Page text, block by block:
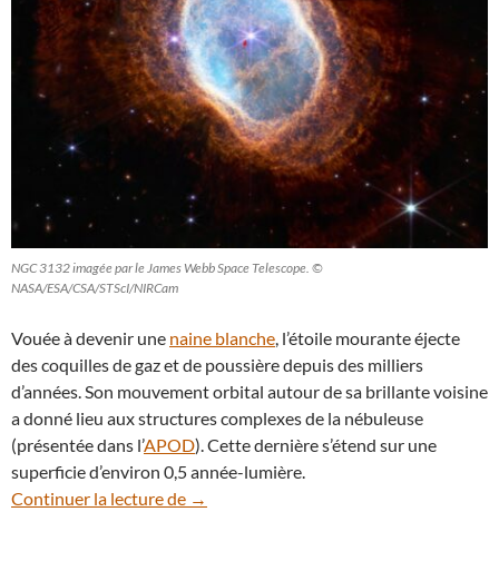
NGC 3132 imagée par le James Webb Space Telescope. ©
NASA/ESA/CSA/STScI/NIRCam
Vouée à devenir une naine blanche , l’étoile mourante éjecte
des coquilles de gaz et de poussière depuis des milliers
d’années. Son mouvement orbital autour de sa brillante voisine
a donné lieu aux structures complexes de la nébuleuse
(présentée dans l’APOD). Cette dernière s’étend sur une
superficie d’environ 0,5 année-lumière.
Continuer la lecture de
En vidéo : plongée dans la nébuleuse
→